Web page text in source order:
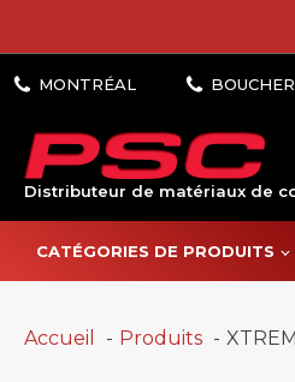
Distributeur de matériaux de
CATÉGORIES DE PRODUITS
Accueil Produits